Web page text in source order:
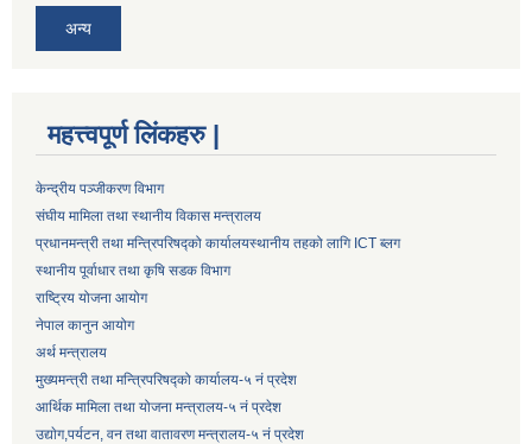
अन्य
महत्त्वपूर्ण लिंकहरु |
केन्द्रीय पञ्जीकरण विभाग
संघीय मामिला तथा स्थानीय विकास मन्त्रालय
प्रधानमन्त्री तथा मन्त्रिपरिषद्को कार्यालयस्थानीय तहको लागि ICT ब्लग
स्थानीय पूर्वाधार तथा कृषि सडक विभाग
राष्ट्रिय योजना आयोग
नेपाल कानुन आयोग
अर्थ मन्त्रालय
मुख्यमन्त्री तथा मन्त्रिपरिषद्को कार्यालय-५ नं प्रदेश
आर्थिक मामिला तथा योजना मन्त्रालय-५ नं प्रदेश
उद्याेग,पर्यटन, वन तथा वातावरण मन्त्रालय-५ नं प्रदेश